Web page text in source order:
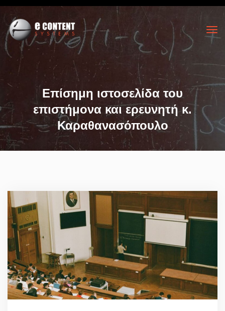
Επίσημη ιστοσελίδα του
επιστήμονα και ερευνητή κ.
Καραθανασόπουλο